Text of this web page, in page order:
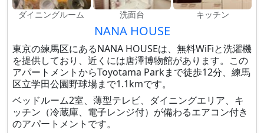
ダイニングルーム 洗面台 キッチン
NANA HOUSE
東京の練馬区にあるNANA HOUSEは、無料WiFiと洗濯機
を提供しており、近くには唐澤博物館があります。この
アパートメントからToyotama Parkまで徒歩12分、練馬
区立学田公園野球場まで1.1kmです。
ベッドルーム2室、薄型テレビ、ダイニングエリア、キ
ッチン（冷蔵庫、電子レンジ付）が備わるエアコン付き
のアパートメントです。